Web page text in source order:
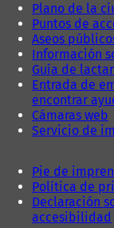
Plano de la
Puntos de
Aseos
Información
Guía de
Entrada de
encontrar
Cámaras web
Servicio de
Pie de
Política de
Declaración
accesibilidad